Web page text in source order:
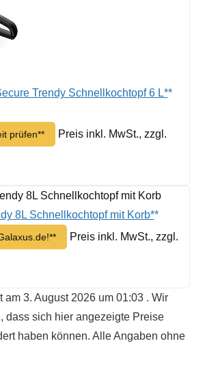
Trendy Schnellkochtopf 6 L*
prüfen*
Preis inkl. MwSt., zzgl.
8L Schnellkochtopf mit Korb*
Preis inkl. MwSt., zzgl.
am 3. August 2026 um 01:03 . Wir
dass sich hier angezeigte Preise
haben können. Alle Angaben ohne